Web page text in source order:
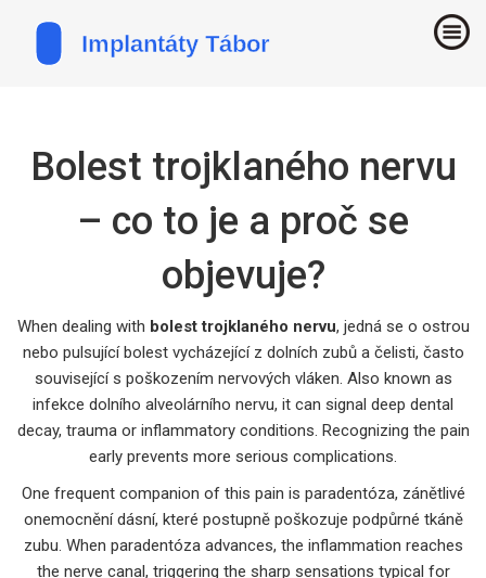
Bolest trojklaného nervu
– co to je a proč se
objevuje?
When dealing with bolest trojklaného nervu, jedná se o ostrou
nebo pulsující bolest vycházející z dolních zubů a čelisti, často
související s poškozením nervových vláken. Also known as
infekce dolního alveolárního nervu, it can signal deep dental
decay, trauma or inflammatory conditions. Recognizing the pain
early prevents more serious complications.
One frequent companion of this pain is paradentóza, zánětlivé
onemocnění dásní, které postupně poškozuje podpůrné tkáně
zubu. When paradentóza advances, the inflammation reaches
the nerve canal, triggering the sharp sensations typical for